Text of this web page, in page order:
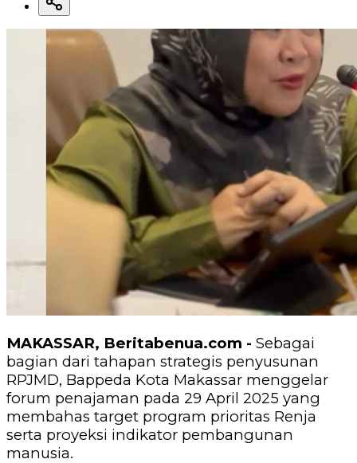
MAKASSAR, Beritabenua.com - Sebagai
bagian dari tahapan strategis penyusunan
RPJMD, Bappeda Kota Makassar menggelar
forum penajaman pada 29 April 2025 yang
membahas target program prioritas Renja
serta proyeksi indikator pembangunan
manusia.